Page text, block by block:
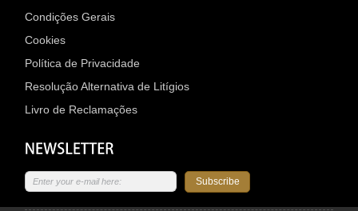
Condições Gerais
Cookies
Política de Privacidade
Resolução Alternativa de Litígios
Livro de Reclamações
Subscribe